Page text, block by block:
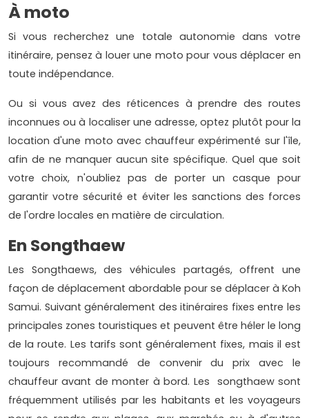
À moto
Si vous recherchez une totale autonomie dans votre
itinéraire, pensez à louer une moto pour vous déplacer en
toute indépendance.
Ou si vous avez des réticences à prendre des routes
inconnues ou à localiser une adresse, optez plutôt pour la
location d'une moto avec chauffeur expérimenté sur l'île,
afin de ne manquer aucun site spécifique. Quel que soit
votre choix, n'oubliez pas de porter un casque pour
garantir votre sécurité et éviter les sanctions des forces
de l'ordre locales en matière de circulation.
En Songthaew
Les Songthaews, des véhicules partagés, offrent une
façon de déplacement abordable pour se déplacer à Koh
Samui. Suivant généralement des itinéraires fixes entre les
principales zones touristiques et peuvent être héler le long
de la route. Les tarifs sont généralement fixes, mais il est
toujours recommandé de convenir du prix avec le
chauffeur avant de monter à bord. Les songthaew sont
fréquemment utilisés par les habitants et les voyageurs